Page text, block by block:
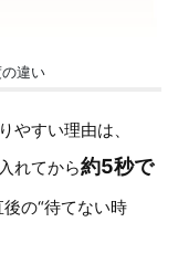
違い
やすい理由は、
れてから約5秒で
の“待てない時